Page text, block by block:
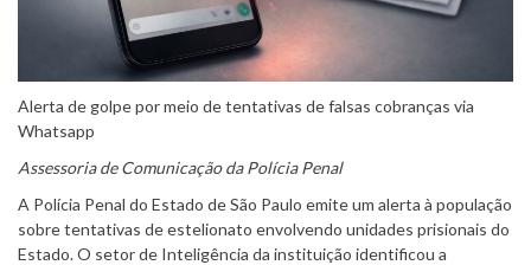
Alerta de golpe por meio de tentativas de falsas cobranças via
Whatsapp
Assessoria de Comunicação da Polícia Penal
A Polícia Penal do Estado de São Paulo emite um alerta à população
sobre tentativas de estelionato envolvendo unidades prisionais do
Estado. O setor de Inteligência da instituição identificou a